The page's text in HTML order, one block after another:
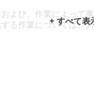
よび、作業によって
る作業については、